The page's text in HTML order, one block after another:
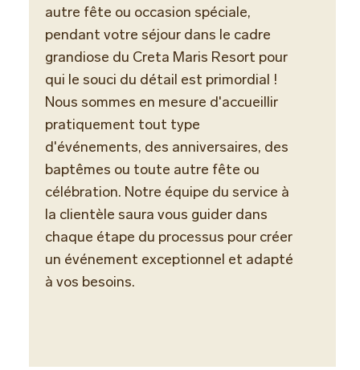
autre fête ou occasion spéciale,
pendant votre séjour dans le cadre
grandiose du Creta Maris Resort pour
qui le souci du détail est primordial !
Nous sommes en mesure d'accueillir
pratiquement tout type
d'événements, des anniversaires, des
baptêmes ou toute autre fête ou
célébration. Notre équipe du service à
la clientèle saura vous guider dans
chaque étape du processus pour créer
un événement exceptionnel et adapté
à vos besoins.